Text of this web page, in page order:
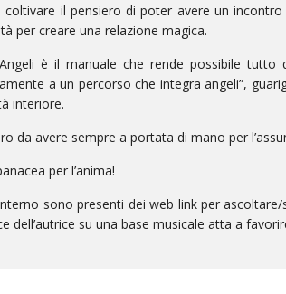
coltivare il pensiero di poter avere un
per creare una relazione magica.
è il manuale che rende possibile
a un percorso che integra angeli”,
interiore.
da avere sempre a portata di mano per
per l’anima!
sono presenti dei web link per
dell’autrice su una base musicale atta a